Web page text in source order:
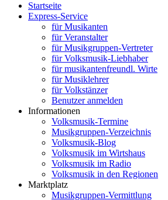
Startseite
Express-Service
für Musikanten
für Veranstalter
für Musikgruppen-Vertreter
für Volksmusik-Liebhaber
für musikantenfreundl. Wirte
für Musiklehrer
für Volkstänzer
Benutzer anmelden
Informationen
Volksmusik-Termine
Musikgruppen-Verzeichnis
Volksmusik-Blog
Volksmusik im Wirtshaus
Volksmusik im Radio
Volksmusik in den Regionen
Marktplatz
Musikgruppen-Vermittlung